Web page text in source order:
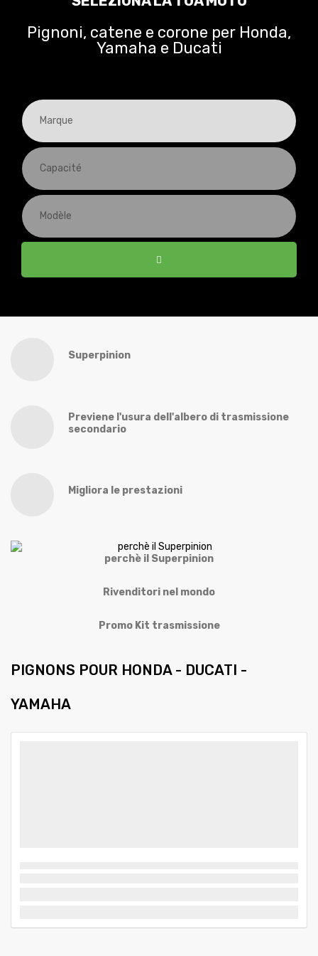
Pignoni, catene e corone per Honda,
Yamaha e Ducati
Superpinion
Previene l'usura dell'albero di trasmissione
secondario
Migliora le prestazioni
perchè il Superpinion
Rivenditori nel mondo
Promo Kit trasmissione
PIGNONS POUR HONDA - DUCATI -
YAMAHA